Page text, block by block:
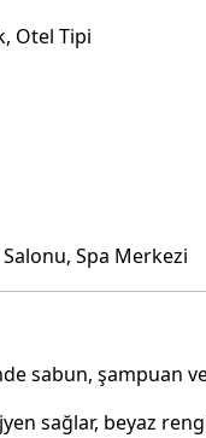
Otel Tipi
Spa Merkezi
sabun, şampuan
sağlar, beyaz